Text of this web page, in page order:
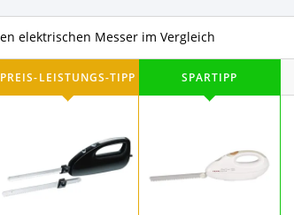
elektrischen Messer im Vergleich